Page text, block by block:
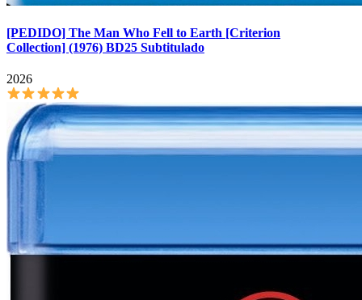
[PEDIDO] The Man Who Fell to Earth [Criterion
Collection] (1976) BD25 Subtitulado
2026